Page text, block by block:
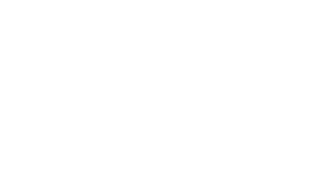
Steuer